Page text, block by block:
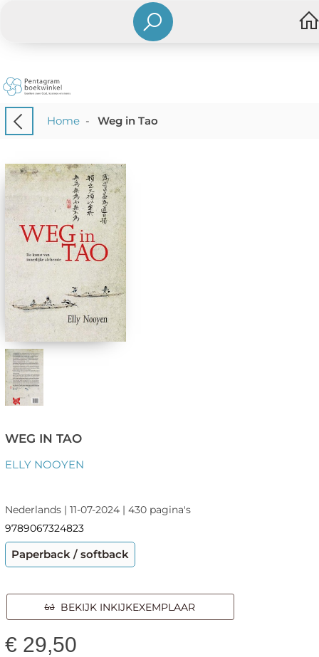
Home- Weg in Tao
WEG IN TAO
ELLY NOOYEN
Nederlands | 11-07-2024 | 430 pagina's
9789067324823
Paperback / softback
BEKIJK INKIJKEXEMPLAAR
€ 29,50